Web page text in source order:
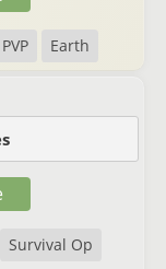
PVP Earth
Survival Op